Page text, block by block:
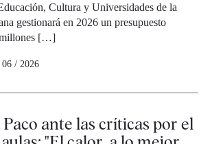
Cultura y Universidades de la
gestionará en 2026 un presupuesto
millones […]
/ 2026
ante las críticas por el